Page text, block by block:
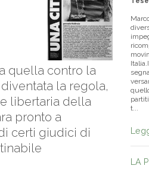
quella contro la
la regola,
e libertaria della
pronto a
certi giudici di
t...
LA